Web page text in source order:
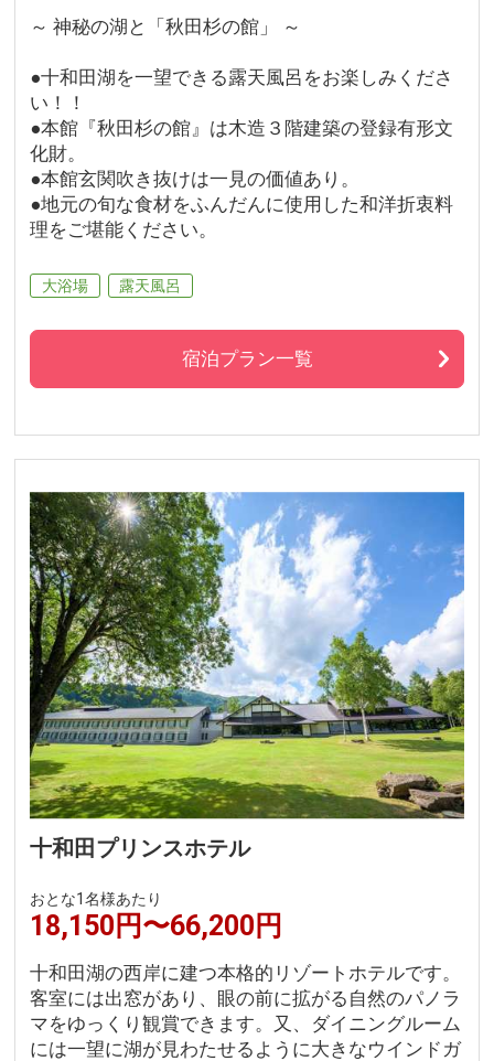
～ 神秘の湖と「秋田杉の館」 ～
●十和田湖を一望できる露天風呂をお楽しみくださ
い！！
●本館『秋田杉の館』は木造３階建築の登録有形文
化財。
●本館玄関吹き抜けは一見の価値あり。
●地元の旬な食材をふんだんに使用した和洋折衷料
理をご堪能ください。
大浴場 露天風呂
宿泊プラン一覧
十和田プリンスホテル
おとな1名様あたり
18,150円〜66,200円
十和田湖の西岸に建つ本格的リゾートホテルです。
客室には出窓があり、眼の前に拡がる自然のパノラ
マをゆっくり観賞できます。又、ダイニングルーム
には一望に湖が見わたせるように大きなウインドガ